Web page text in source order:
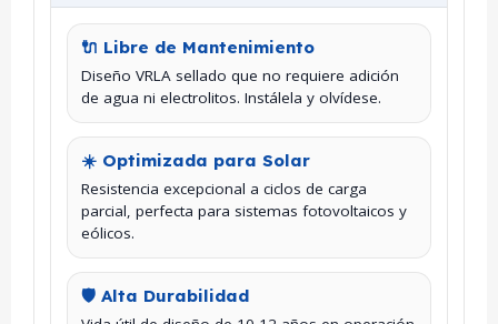
🔌 Libre de Mantenimiento
Diseño VRLA sellado que no requiere adición
de agua ni electrolitos. Instálela y olvídese.
☀️ Optimizada para Solar
Resistencia excepcional a ciclos de carga
parcial, perfecta para sistemas fotovoltaicos y
eólicos.
🛡️ Alta Durabilidad